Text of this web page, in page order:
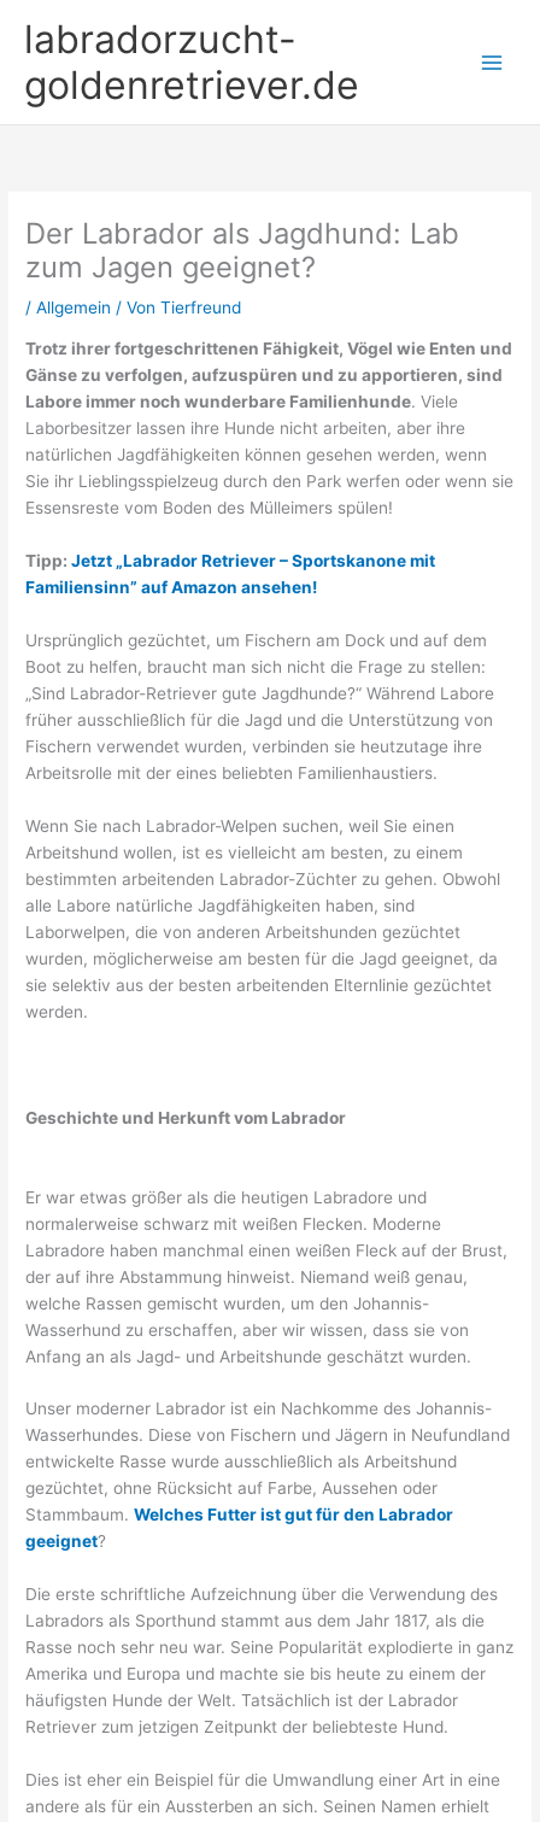
Inhaltlabradorzucht-
goldenretriever.de
Der Labrador als Jagdhund: Lab
zum Jagen geeignet?
/Allgemein / VonTierfreund
Trotz ihrer fortgeschrittenen Fähigkeit, Vögel wie Enten und
Gänse zu verfolgen, aufzuspüren und zu apportieren, sind
Labore immer noch wunderbare Familienhunde. Viele
Laborbesitzer lassen ihre Hunde nicht arbeiten, aber ihre
natürlichen Jagdfähigkeiten können gesehen werden, wenn
Sie ihr Lieblingsspielzeug durch den Park werfen oder wenn sie
Essensreste vom Boden des Mülleimers spülen!
Tipp:Jetzt „Labrador Retriever – Sportskanone mit
Familiensinn” auf Amazon ansehen!
Ursprünglich gezüchtet, um Fischern am Dock und auf dem
Boot zu helfen, braucht man sich nicht die Frage zu stellen:
„Sind Labrador-Retriever gute Jagdhunde?“ Während Labore
früher ausschließlich für die Jagd und die Unterstützung von
Fischern verwendet wurden, verbinden sie heutzutage ihre
Arbeitsrolle mit der eines beliebten Familienhaustiers.
Wenn Sie nach Labrador-Welpen suchen, weil Sie einen
Arbeitshund wollen, ist es vielleicht am besten, zu einem
bestimmten arbeitenden Labrador-Züchter zu gehen. Obwohl
alle Labore natürliche Jagdfähigkeiten haben, sind
Laborwelpen, die von anderen Arbeitshunden gezüchtet
wurden, möglicherweise am besten für die Jagd geeignet, da
sie selektiv aus der besten arbeitenden Elternlinie gezüchtet
werden.
Geschichte und Herkunft vom Labrador
Er war etwas größer als die heutigen Labradore und
normalerweise schwarz mit weißen Flecken. Moderne
Labradore haben manchmal einen weißen Fleck auf der Brust,
der auf ihre Abstammung hinweist. Niemand weiß genau,
welche Rassen gemischt wurden, um den Johannis-
Wasserhund zu erschaffen, aber wir wissen, dass sie von
Anfang an als Jagd- und Arbeitshunde geschätzt wurden.
Unser moderner Labrador ist ein Nachkomme des Johannis-
Wasserhundes. Diese von Fischern und Jägern in Neufundland
entwickelte Rasse wurde ausschließlich als Arbeitshund
gezüchtet, ohne Rücksicht auf Farbe, Aussehen oder
Stammbaum.Welches Futter ist gut für den Labrador
geeignet?
Die erste schriftliche Aufzeichnung über die Verwendung des
Labradors als Sporthund stammt aus dem Jahr 1817, als die
Rasse noch sehr neu war. Seine Popularität explodierte in ganz
Amerika und Europa und machte sie bis heute zu einem der
häufigsten Hunde der Welt. Tatsächlich ist der Labrador
Retriever zum jetzigen Zeitpunkt der beliebteste Hund.
Dies ist eher ein Beispiel für die Umwandlung einer Art in eine
andere als für ein Aussterben an sich. Seinen Namen erhielt